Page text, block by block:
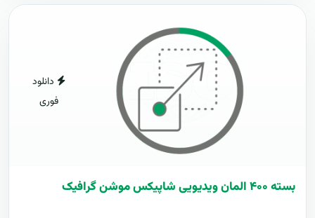
دانلود
فوری
بسته ۴۰۰ المان ویدیویی شاپیکس موشن گرافیک